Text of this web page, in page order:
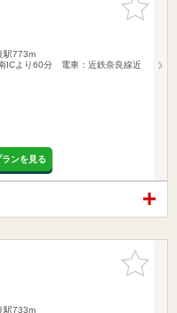
りに追加
駅773m
ICより60分 電車：近鉄奈良線近
ンを見る
お気に入
りに追加
駅733m